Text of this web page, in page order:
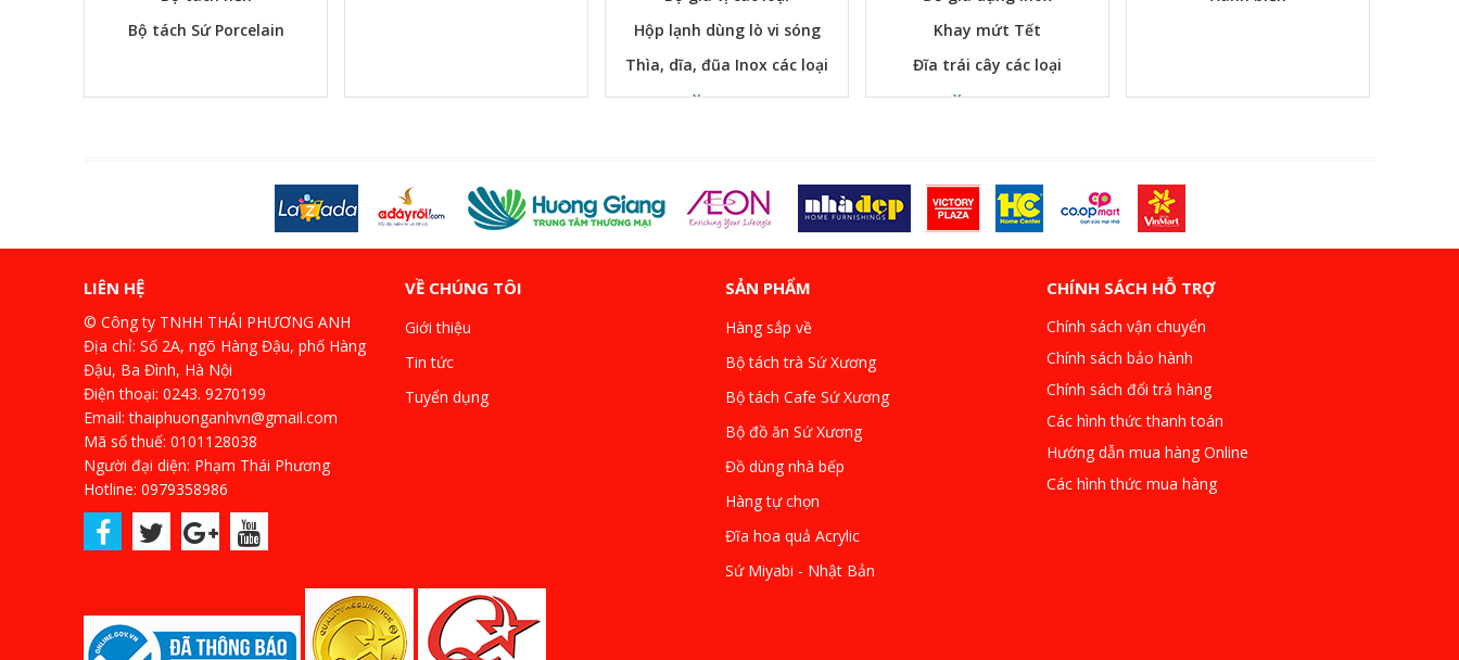
Bộ tách Sứ Porcelain
Hộp lạnh dùng lò vi sóng
Thìa, dĩa, đũa Inox các loại
Xem ngay
Khay mứt Tết
Đĩa trái cây các loại
Xem ngay
LIÊN HỆ
© Công ty TNHH THÁI PHƯƠNG ANH
Địa chỉ: Số 2A, ngõ Hàng Đậu, phố Hàng
Đậu, Ba Đình, Hà Nội
Điện thoại: 0243. 9270199
Email: thaiphuonganhvn@gmail.com
Mã số thuế: 0101128038
Người đại diện: Phạm Thái Phương
Hotline: 0979358986
VỀ CHÚNG TÔI
Giới thiệu
Tin tức
Tuyển dụng
SẢN PHẨM
Hàng sắp về
Bộ tách trà Sứ Xương
Bộ tách Cafe Sứ Xương
Bộ đồ ăn Sứ Xương
Đồ dùng nhà bếp
Hàng tự chọn
Đĩa hoa quả Acrylic
Sứ Miyabi - Nhật Bản
CHÍNH SÁCH HỖ TRỢ
Chính sách vận chuyển
Chính sách bảo hành
Chính sách đổi trả hàng
Các hình thức thanh toán
Hướng dẫn mua hàng Online
Các hình thức mua hàng